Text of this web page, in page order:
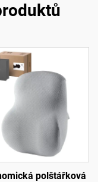
polštářková